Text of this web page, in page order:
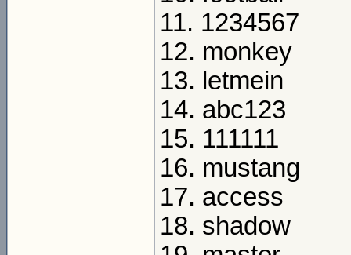
11. 1234567
12. monkey
13. letmein
14. abc123
15. 111111
16. mustang
17. access
18. shadow